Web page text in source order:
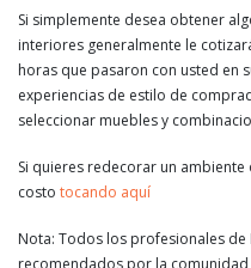
Si simplemente desea obtener
interiores generalmente le
horas que pasaron con usted en
experiencias de estilo de
seleccionar muebles y
Si quieres redecorar un
costo tocando aquí
Nota: Todos los profesionales
recomendados por la